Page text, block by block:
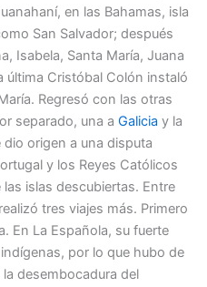
en las Bahamas, isla
San Salvador; después
Isabela, Santa María, Juana
última Cristóbal Colón instaló
Regresó con las otras
separado, una a Galicia y la
origen a una disputa
y los Reyes Católicos
islas descubiertas. Entre
tres viajes más. Primero
En La Española, su fuerte
por lo que hubo de
desembocadura del